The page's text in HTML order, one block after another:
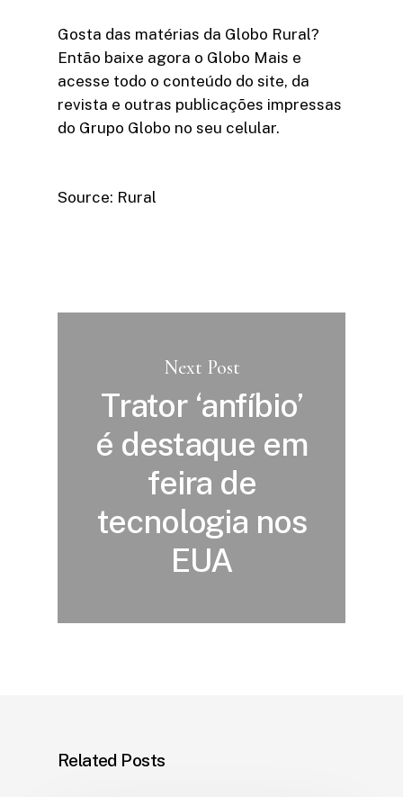
Gosta das matérias da Globo Rural?
Então baixe agora o Globo Mais e
acesse todo o conteúdo do site, da
revista e outras publicações impressas
do Grupo Globo no seu celular.
Source: Rural
Next Post
Trator ‘anfíbio’
é destaque em
feira de
tecnologia nos
EUA
Related Posts